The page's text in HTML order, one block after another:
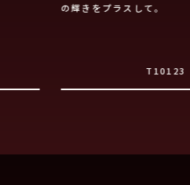
の輝きをプラスして。
T10123